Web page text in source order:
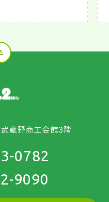
蔵野商工会館3階
0782
9090